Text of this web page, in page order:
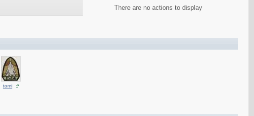
There are no actions to display
tomi